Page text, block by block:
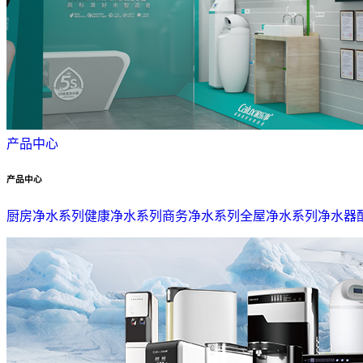
产品中心
产品中心
厨房净水系列 健康净水系列 商务净水系列 全屋净水系列 净水器